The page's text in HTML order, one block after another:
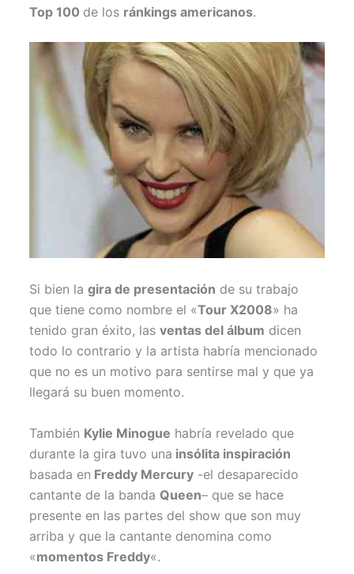
Top 100 de los ránkings americanos.
Si bien lagira de presentación de su trabajo
que tiene como nombre el «Tour X2008» ha
tenido gran éxito, lasventas del álbum dicen
todo lo contrario y la artista habría mencionado
que no es un motivo para sentirse mal y que ya
llegará su buen momento.
También Kylie Minogue habría revelado que
durante la gira tuvo una insólita inspiración
basada en Freddy Mercury -el desaparecido
cantante de la banda Queen– que se hace
presente en las partes del show que son muy
arriba y que la cantante denomina como
«momentos Freddy«.